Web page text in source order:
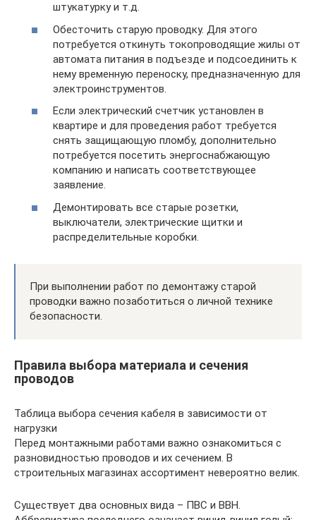
штукатурку и т.д.
Обесточить старую проводку. Для этого
потребуется откинуть токопроводящие жилы от
автомата питания в подъезде и подсоединить к
нему временную переноску, предназначенную для
электроинструментов.
Если электрический счетчик установлен в
квартире и для проведения работ требуется
снять защищающую пломбу, дополнительно
потребуется посетить энергоснабжающую
компанию и написать соответствующее
заявление.
Демонтировать все старые розетки,
выключатели, электрические щитки и
распределительные коробки.
При выполнении работ по демонтажу старой
проводки важно позаботиться о личной технике
безопасности.
Правила выбора материала и сечения
проводов
Таблица выбора сечения кабеля в зависимости от
нагрузки
Перед монтажными работами важно ознакомиться с
разновидностью проводов и их сечением. В
строительных магазинах ассортимент невероятно велик.
Существует два основных вида – ПВС и ВВН.